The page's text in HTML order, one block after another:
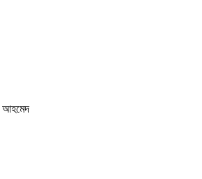
আহমেদ